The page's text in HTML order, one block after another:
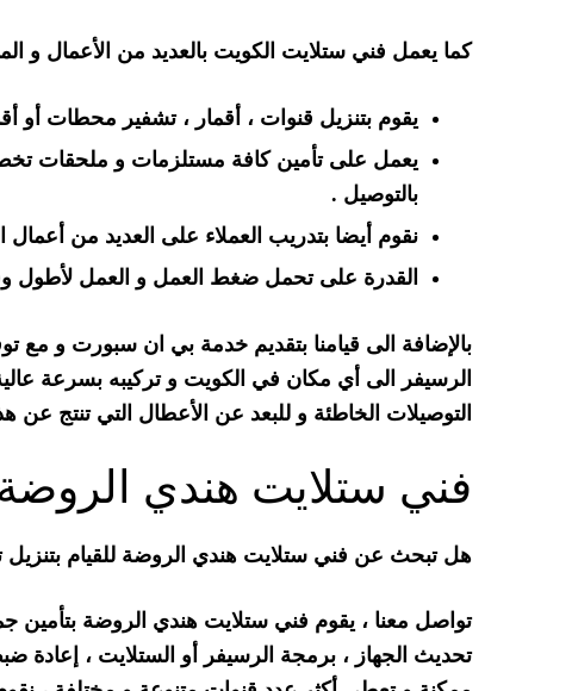
كما يعمل فني ستلايت الكويت بالعديد من الأعمال و
يقوم بتنزيل قنوات ، أقمار ، تشفير محطات
يعمل على تأمين كافة مستلزمات و ملحقات
بالتوصيل .
نقوم أيضا بتدريب العملاء على العديد من أعمال
القدرة على تحمل ضغط العمل و العمل لأطول وقت
بالإضافة الى قيامنا بتقديم خدمة بي ان سبورت و مع
الرسيفر الى أي مكان في الكويت و تركيبه بسرعة
التوصيلات الخاطئة و للبعد عن الأعطال التي تنتج عن
فني ستلايت هندي
هل تبحث عن فني ستلايت هندي الروضة للقيام
تواصل معنا ، يقوم فني ستلايت هندي الروضة بتأمين
تحديث الجهاز ، برمجة الرسيفر أو الستلايت ،